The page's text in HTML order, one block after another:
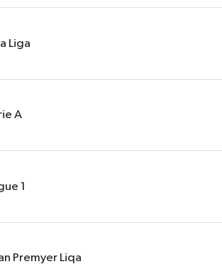
Liga
A
1
Premyer Liqa